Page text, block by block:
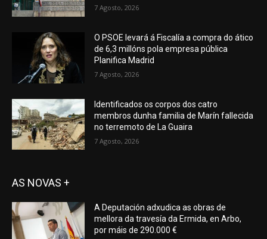
7 Agosto, 2026
O PSOE levará á Fiscalía a compra do ático
de 6,3 millóns pola empresa pública
Planifica Madrid
7 Agosto, 2026
Identificados os corpos dos catro
membros dunha familia de Marín fallecida
no terremoto de La Guaira
7 Agosto, 2026
AS NOVAS +
A Deputación adxudica as obras de
mellora da travesía da Ermida, en Arbo,
por máis de 290.000 €